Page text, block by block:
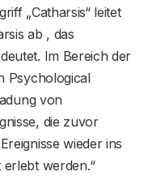
„Catharsis“ leitet
ab , das
Im Bereich der
Psychological
von
die zuvor
wieder ins
werden.“